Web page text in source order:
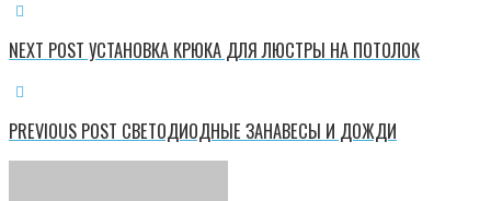
NEXT POST УСТАНОВКА КРЮКА ДЛЯ ЛЮСТРЫ НА ПОТОЛОК
PREVIOUS POST СВЕТОДИОДНЫЕ ЗАНАВЕСЫ И ДОЖДИ